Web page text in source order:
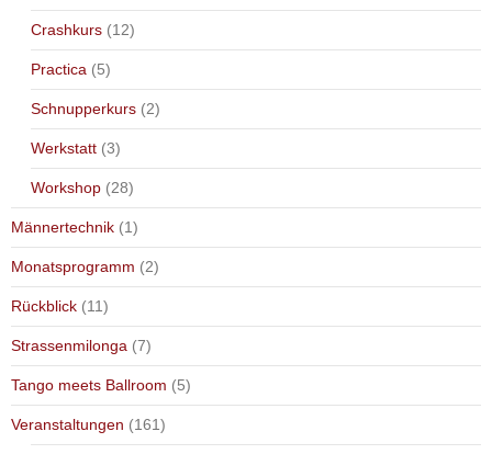
Crashkurs (12)
Practica (5)
Schnupperkurs (2)
Werkstatt (3)
Workshop (28)
Männertechnik (1)
Monatsprogramm (2)
Rückblick (11)
Strassenmilonga (7)
Tango meets Ballroom (5)
Veranstaltungen (161)